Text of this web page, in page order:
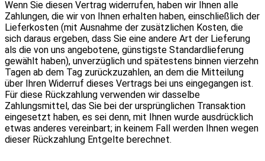
Wenn Sie diesen Vertrag widerrufen, haben wir Ihnen alle
Zahlungen, die wir von Ihnen erhalten haben, einschließlich der
Lieferkosten (mit Ausnahme der zusätzlichen Kosten, die
sich daraus ergeben, dass Sie eine andere Art der Lieferung
als die von uns angebotene, günstigste Standardlieferung
gewählt haben), unverzüglich und spätestens binnen vierzehn
Tagen ab dem Tag zurückzuzahlen, an dem die Mitteilung
über Ihren Widerruf dieses Vertrags bei uns eingegangen ist.
Für diese Rückzahlung verwenden wir dasselbe
Zahlungsmittel, das Sie bei der ursprünglichen Transaktion
eingesetzt haben, es sei denn, mit Ihnen wurde ausdrücklich
etwas anderes vereinbart; in keinem Fall werden Ihnen wegen
dieser Rückzahlung Entgelte berechnet.